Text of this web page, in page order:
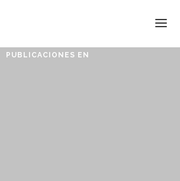
PUBLICACIONES EN